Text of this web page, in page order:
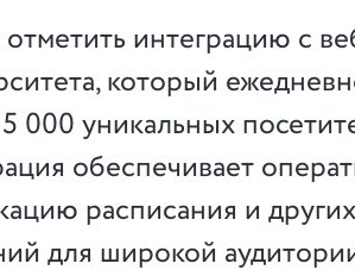
интеграцию с
который
000 уникальных
обеспечивает
расписания и
для широкой